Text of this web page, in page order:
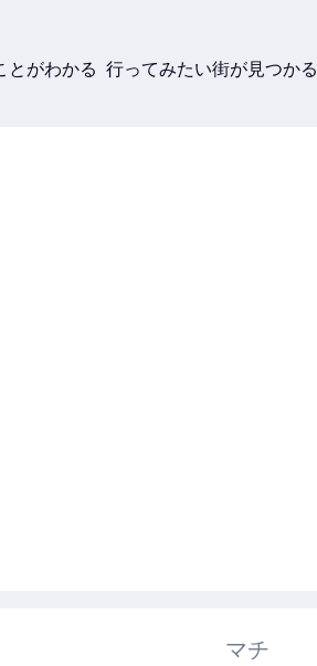
とがわかる 行ってみたい街が見つかる
マチ